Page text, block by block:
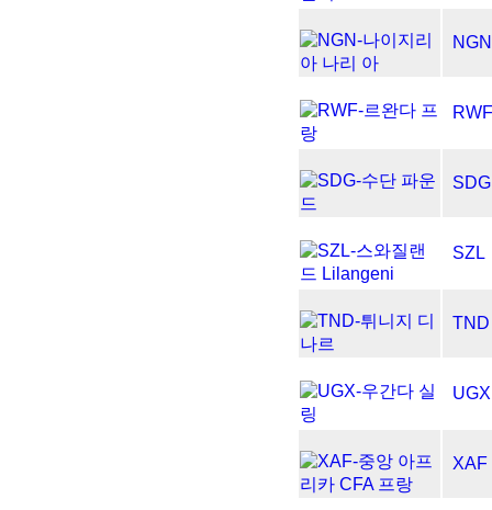
NGN
RWF
SDG
SZL
TND
UGX
XAF